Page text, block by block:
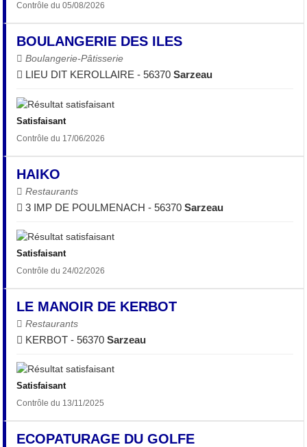
Contrôle du 05/08/2026
BOULANGERIE DES ILES
Boulangerie-Pâtisserie
LIEU DIT KEROLLAIRE - 56370Sarzeau
Satisfaisant
Contrôle du 17/06/2026
HAIKO
Restaurants
3 IMP DE POULMENACH - 56370Sarzeau
Satisfaisant
Contrôle du 24/02/2026
LE MANOIR DE KERBOT
Restaurants
KERBOT - 56370Sarzeau
Satisfaisant
Contrôle du 13/11/2025
ECOPATURAGE DU GOLFE